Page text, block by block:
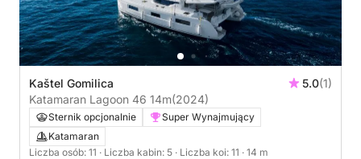
Kaštel Gomilica 5.0(1)
Katamaran Lagoon 46 14m(2024)
Sternik opcjonalnie
Super Wynajmujący
Katamaran
Liczba osób: 11 · Liczba kabin: 5 · Liczba koi: 11 · 14 m